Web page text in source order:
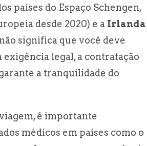
países do Espaço Schengen,
desde 2020) e a Irlanda
significa que você deve
legal, a contratação
a tranquilidade do
é importante
médicos em países como o